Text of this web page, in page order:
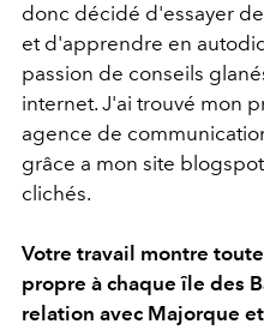
donc décidé d'essayer
et d'apprendre en
passion de conseils
internet. J'ai trouvé mon
agence de
grâce a mon site
clichés.
Votre travail montre
propre à chaque île des
relation avec Majorque